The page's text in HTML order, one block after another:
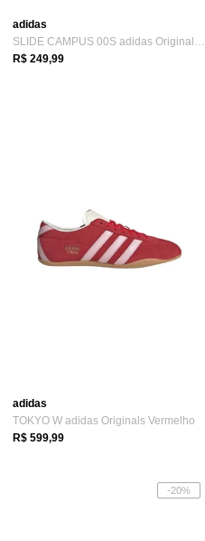
adidas
SLIDE CAMPUS 00S adidas Originals Preto
R$ 249,99
adidas
TOKYO W adidas Originals Vermelho
R$ 599,99
-20%